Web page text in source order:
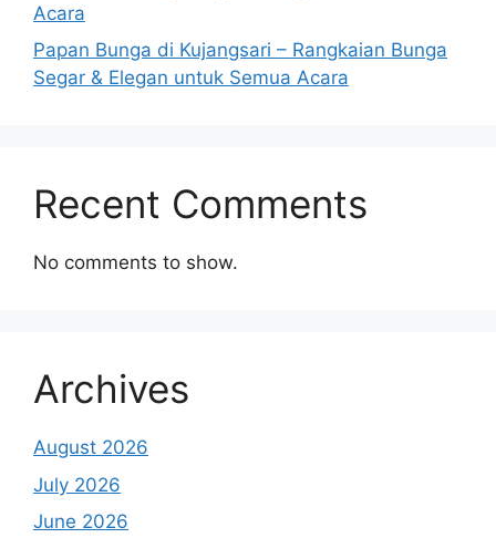
Acara
Papan Bunga di Kujangsari – Rangkaian Bunga
Segar & Elegan untuk Semua Acara
Recent Comments
No comments to show.
Archives
August 2026
July 2026
June 2026